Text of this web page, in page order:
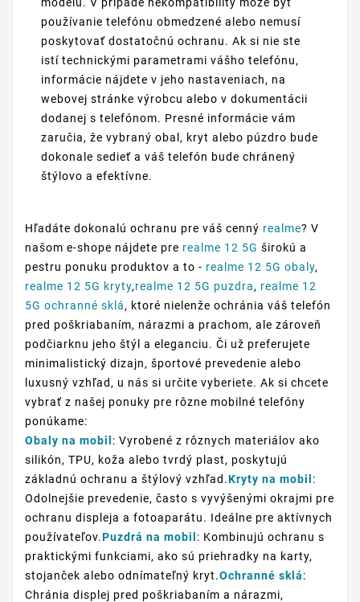
používanie telefónu obmedzené alebo nemusí
poskytovať dostatočnú ochranu. Ak si nie ste
istí technickými parametrami vášho telefónu,
informácie nájdete v jeho nastaveniach, na
webovej stránke výrobcu alebo v dokumentácii
dodanej s telefónom. Presné informácie vám
zaručia, že vybraný obal, kryt alebo púzdro bude
dokonale sedieť a váš telefón bude chránený
štýlovo a efektívne.
Hľadáte dokonalú ochranu pre váš cenný realme? V
našom e-shope nájdete pre realme 12 5G širokú a
pestru ponuku produktov a to - realme 12 5G obaly,
realme 12 5G kryty,realme 12 5G puzdra, realme 12
5G ochranné sklá, ktoré nielenže ochránia váš telefón
pred poškriabaním, nárazmi a prachom, ale zároveň
podčiarknu jeho štýl a eleganciu. Či už preferujete
minimalistický dizajn, športové prevedenie alebo
luxusný vzhľad, u nás si určite vyberiete. Ak si chcete
vybrať z našej ponuky pre rôzne mobilné telefóny
ponúkame:
Obaly na mobil : Vyrobené z rôznych materiálov ako
silikón, TPU, koža alebo tvrdý plast, poskytujú
základnú ochranu a štýlový vzhľad.Kryty na mobil :
Odolnejšie prevedenie, často s vyvýšenými okrajmi pre
ochranu displeja a fotoaparátu. Ideálne pre aktívnych
používateľov.Puzdrá na mobil : Kombinujú ochranu s
praktickými funkciami, ako sú priehradky na karty,
stojanček alebo odnímateľný kryt.Ochranné sklá:
Chránia displej pred poškriabaním a nárazmi,